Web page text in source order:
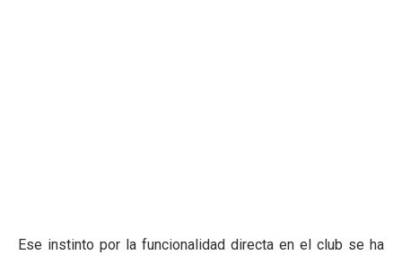
Ese instinto por la funcionalidad directa en el club se ha